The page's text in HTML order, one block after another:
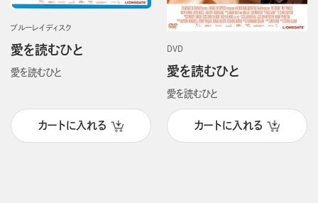
ブルーレイディスク
愛を読むひと
愛を読むひと
カートに入れる
DVD
愛を読むひと
愛を読むひと
カートに入れる